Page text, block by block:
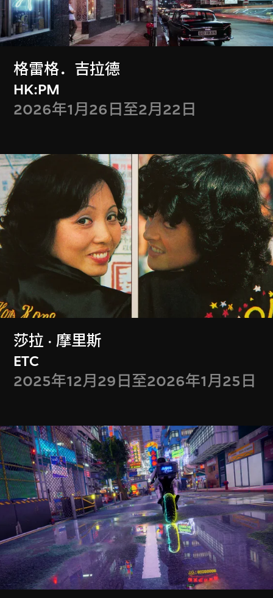
格雷格．吉拉德
HK:PM
2026年1月26日至2月22日
莎拉 · 摩里斯
ETC
2025年12月29日至2026年1月25日
会籍礼遇
全年免费入场参观
携同宾客享用M+会员会馆
获赠M+会员限量版单肩袋乙个
每季可获M+夜不同礼券一张
获赠M+戏院免费门票两张
M+会员每月独家导赏团
……更多会员礼遇 等你发掘！
M+会籍礼遇于2026年7月更新
门票
Get Tickets
M+藏品
Collection Online